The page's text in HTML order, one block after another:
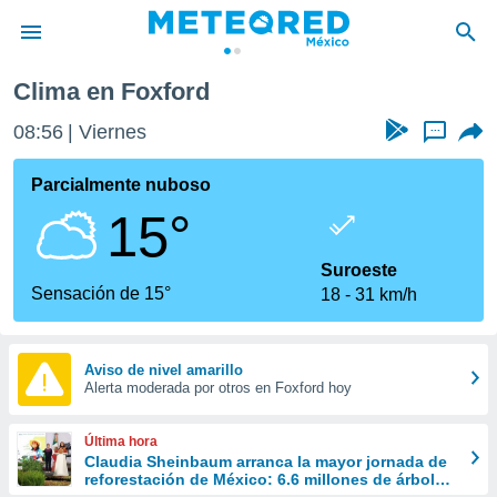
de
ha sido
que se
calidad.
a este
las
y
forma
digital
basada
Clima en Foxford
08:56 Viernes ...
Parcialmente nuboso
15°
Sensación de 15°
Suroeste
18
31 km/h
Aviso de nivel amarillo
Alerta moderada por otros en Foxford hoy
Última hora
Claudia Sheinbaum arranca la mayor jornada de
reforestación de México: 6.6 millones de árboles